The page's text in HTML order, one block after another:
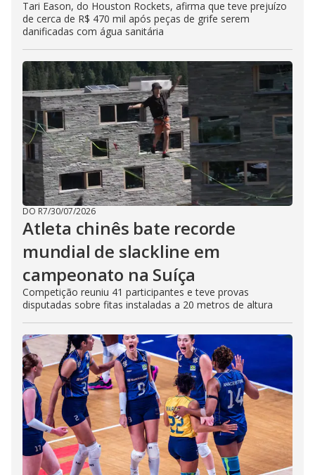
Tari Eason, do Houston Rockets, afirma que teve prejuízo
de cerca de R$ 470 mil após peças de grife serem
danificadas com água sanitária
DO R7/30/07/2026
Atleta chinês bate recorde
mundial de slackline em
campeonato na Suíça
Competição reuniu 41 participantes e teve provas
disputadas sobre fitas instaladas a 20 metros de altura